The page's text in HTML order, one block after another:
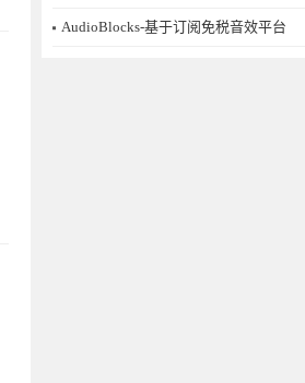
AudioBlocks-基于订阅免税音效平台